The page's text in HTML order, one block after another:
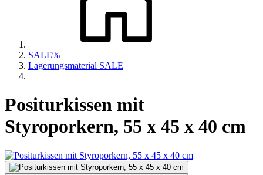
SALE%
Lagerungsmaterial SALE
Positurkissen mit
Styroporkern, 55 x 45 x 40 cm